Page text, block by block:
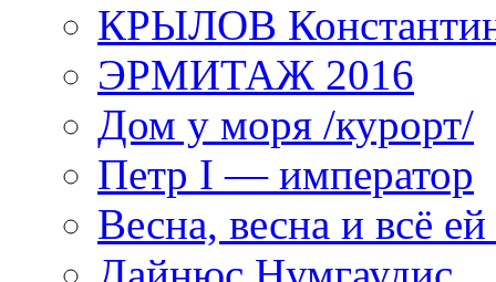
КРЫЛОВ
ЭРМИТАЖ 2016
Дом у моря /курорт/
Петр I — император
Весна, весна и всё